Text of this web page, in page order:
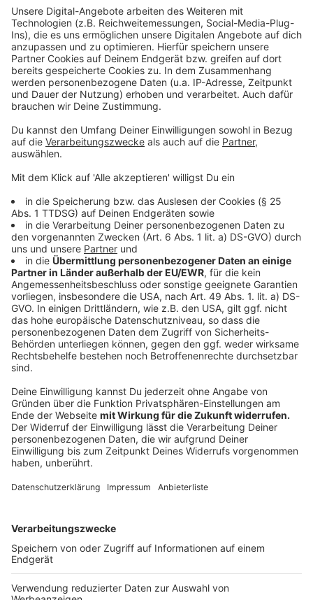
Management Platform
Anzeige
Ich liebe selbst Konzerte, gehe unheimlich viel
auf Konzerte. Diese Magie auch des ersten
Konzertes finde ich immer wieder spannend. Und
gewesen sein - und das fasziniert mich so an
dieser Ecke, an diesem Bild,
Anzeige
ANTENNE MÜNSTER-Chefredakteur Stefan Nottmeier
im Stadtmuseum Münster ganz persönlich - in seiner
Lieblingsecke bei den Rolling Stones
Anzeige
und Schauspieler Carsten Bender, SCP-Präsident
Christoph Strässer - auch etliche andere
Persönlichkeiten aus Münster haben bereits ihre
Lieblingsecken im Stadtmuseum vorgestellt. Die
Videos findet ihr alle